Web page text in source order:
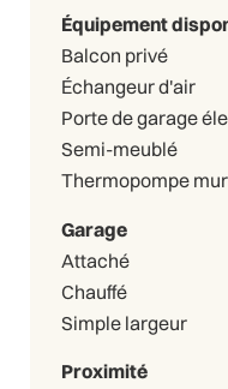
Équipement
Balcon privé
Échangeur d'air
Porte de garage
Semi-meublé
Thermopompe
Garage
Attaché
Chauffé
Simple largeur
Proximité